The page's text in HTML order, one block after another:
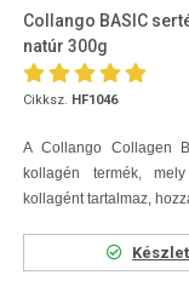
Collango BASIC
natúr 300g
Cikksz. HF1046
A Collango Collagen
kollagén termék,
kollagént tartalmaz,